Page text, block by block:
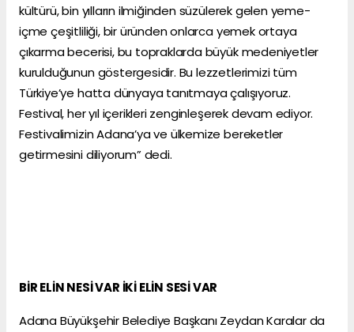
kültürü, bin yılların ilmiğinden süzülerek gelen yeme-
içme çeşitliliği, bir üründen onlarca yemek ortaya
çıkarma becerisi, bu topraklarda büyük medeniyetler
kurulduğunun göstergesidir. Bu lezzetlerimizi tüm
Türkiye’ye hatta dünyaya tanıtmaya çalışıyoruz.
Festival, her yıl içerikleri zenginleşerek devam ediyor.
Festivalimizin Adana’ya ve ülkemize bereketler
getirmesini diliyorum” dedi.
BİR ELİN NESİ VAR İKİ ELİN SESİ VAR
Adana Büyükşehir Belediye Başkanı Zeydan Karalar da